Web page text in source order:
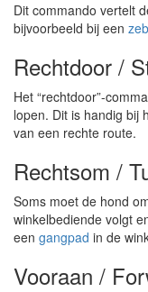
Dit commando vertelt
bijvoorbeeld bij een
Rechtdoor /
Het “rechtdoor”-
lopen. Dit is handig bij
van een rechte route.
Rechtsom /
Soms moet de hond
winkelbediende volgt
een gangpad in de
Vooraan /